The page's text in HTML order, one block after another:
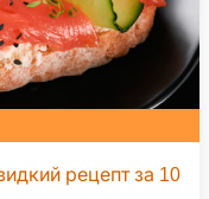
рецепт за 10